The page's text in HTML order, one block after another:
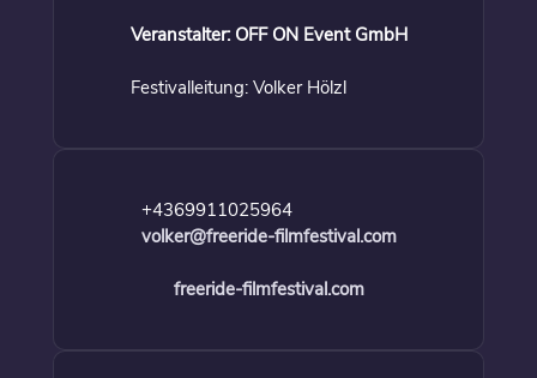
Veranstalter: OFF ON Event GmbH
Festivalleitung: Volker Hölzl
+4369911025964
volker@freeride-filmfestival.com
freeride-filmfestival.com